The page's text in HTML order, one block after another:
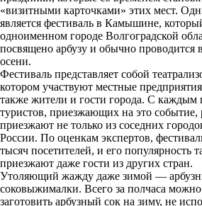
«визитными карточками» этих мест.
является фестиваль в Камышине,
одноименном городе Волгоградской
посвящено арбузу и обычно проводится
осени.
Фестиваль представляет собой
котором участвуют местные
также жители и гости города. С каждым
туристов, приезжающих на это событие,
приезжают не только из соседних
России. По оценкам экспертов,
тысяч посетителей, и его популярность
приезжают даже гости из других стран.
Утоляющий жажду даже зимой —
соковыжималки. Всего за полчаса можно
заготовить арбузный сок на зиму, не